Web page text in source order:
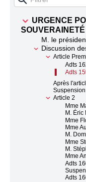
URGENCE
M. le
Discussion
Article
Adts
Adts
Après
Suspension
Article 2
Mme
M. Éric
Mme
Mme
M.
Mme
M.
Mme
Adts
Adts